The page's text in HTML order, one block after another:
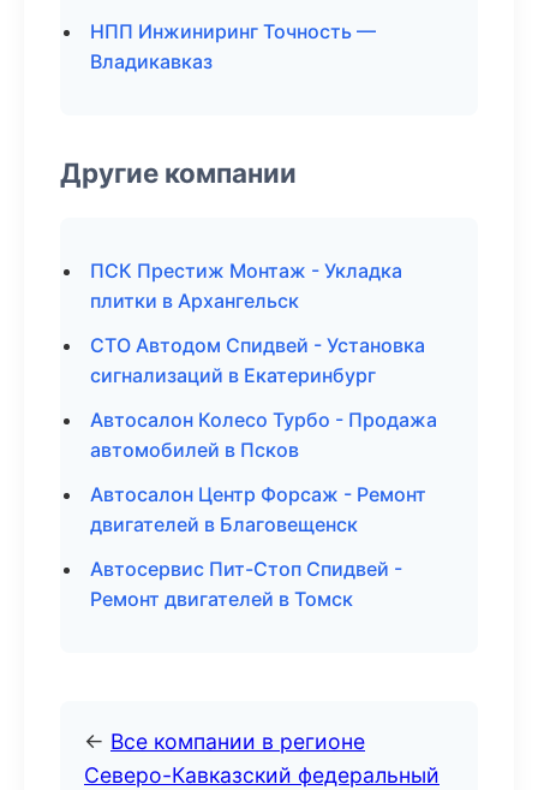
НПП Инжиниринг Точность —
Владикавказ
Другие компании
ПСК Престиж Монтаж - Укладка
плитки в Архангельск
СТО Автодом Спидвей - Установка
сигнализаций в Екатеринбург
Автосалон Колесо Турбо - Продажа
автомобилей в Псков
Автосалон Центр Форсаж - Ремонт
двигателей в Благовещенск
Автосервис Пит-Стоп Спидвей -
Ремонт двигателей в Томск
← Все компании в регионе
Северо-Кавказский федеральный